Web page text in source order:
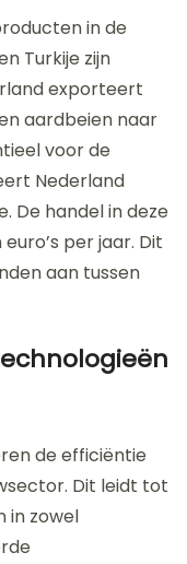
in de
Turkije zijn
exporteert
aardbeien naar
voor de
Nederland
De handel in deze
per jaar. Dit
aan tussen
de efficiëntie
Dit leidt tot
in zowel